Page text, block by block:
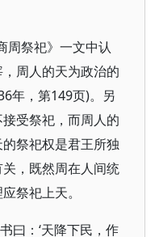
祭祀》一文中认
周人的天为政治的
年，第149页)。另
受祭祀，而周人的
祭祀权是君王所独
，既然周在人间统
祭祀上天。
曰：‘天降下民，作